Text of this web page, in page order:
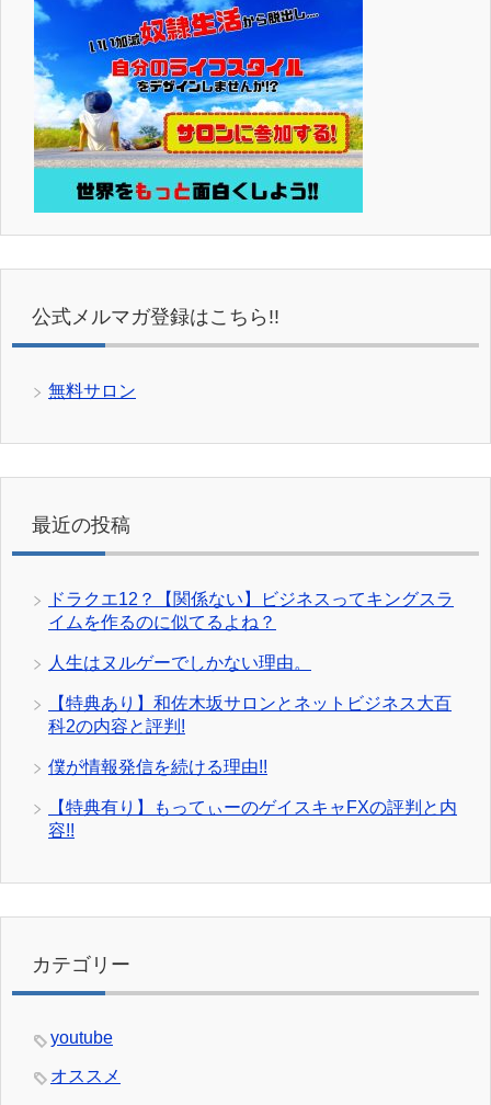
公式メルマガ登録はこちら!!
無料サロン
最近の投稿
ドラクエ12？【関係ない】ビジネスってキングスラ
イムを作るのに似てるよね？
人生はヌルゲーでしかない理由。
【特典あり】和佐木坂サロンとネットビジネス大百
科2の内容と評判!
僕が情報発信を続ける理由!!
【特典有り】もってぃーのゲイスキャFXの評判と内
容!!
カテゴリー
youtube
オススメ